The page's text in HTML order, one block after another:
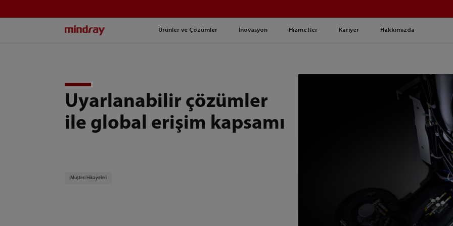
Ürünler ve Çözümler İnovasyon Hizmetler Kariyer Hakkımızda
Uyarlanabilir çözümler
ile global erişim kapsamı
Müşteri Hikayeleri